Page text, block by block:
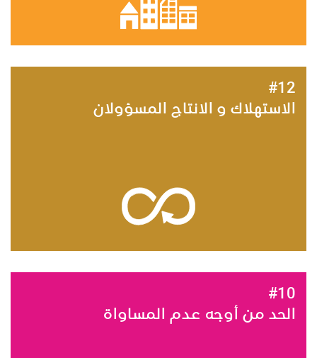
#12
الاستهلاك و الانتاج المسؤولان
#10
الحد من أوجه عدم المساواة